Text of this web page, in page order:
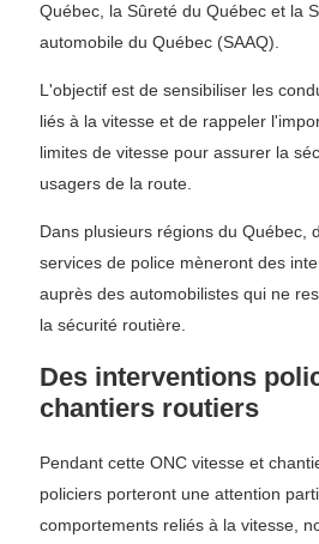
Québec, la Sûreté du Québec et la
automobile du Québec (SAAQ).
L'objectif est de sensibiliser les
liés à la vitesse et de rappeler
limites de vitesse pour assurer la
usagers de la route.
Dans plusieurs régions du Québec,
services de police mèneront des
auprès des automobilistes qui ne
la sécurité routière.
Des interventions
chantiers routiers
Pendant cette ONC vitesse et
policiers porteront une attention
comportements reliés à la vitesse,